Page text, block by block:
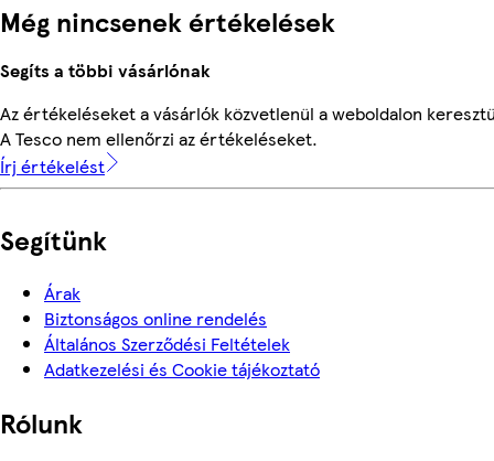
Még nincsenek értékelések
Segíts a többi vásárlónak
Az értékeléseket a vásárlók közvetlenül a weboldalon
A Tesco nem ellenőrzi az értékeléseket.
Írj értékelést
Segítünk
Árak
Biztonságos online rendelés
Általános Szerződési Feltételek
Adatkezelési és Cookie tájékoztató
Rólunk